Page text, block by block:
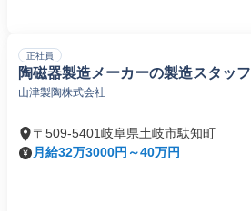
正社員
陶磁器製造メーカーの製造スタッフ
山津製陶株式会社
〒509-5401岐阜県土岐市駄知町
月給32万3000円～40万円